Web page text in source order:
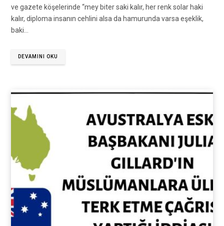
ve gazete köşelerinde “mey biter saki kalır, her renk solar haki
kalır, diploma insanın cehlini alsa da hamurunda varsa eşeklik,
baki…
DEVAMINI OKU